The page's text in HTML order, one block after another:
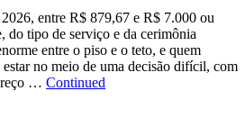
entre R$ 879,67 e R$ 7.000 ou
do tipo de serviço e da cerimônia
entre o piso e o teto, e quem
estar no meio de uma decisão difícil, com
… Continued